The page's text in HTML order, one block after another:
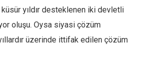
küsür yıldır desteklenen iki devletli
oluşu. Oysa siyasi çözüm
üzerinde ittifak edilen çözüm